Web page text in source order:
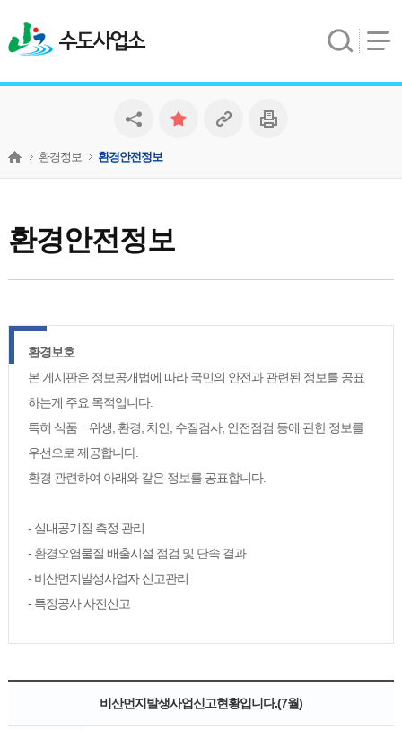
수도사업소
환경안전정보
환경정보 환경안전정보
환경보호
본 게시판은 정보공개법에 따라 국민의 안전과 관련된 정보를 공표
하는게 주요 목적입니다.
특히 식품ㆍ위생, 환경, 치안, 수질검사, 안전점검 등에 관한 정보를
우선으로 제공합니다.
환경 관련하여 아래와 같은 정보를 공표합니다.
- 실내공기질 측정 관리
- 환경오염물질 배출시설 점검 및 단속 결과
- 비산먼지발생사업자 신고관리
- 특정공사 사전신고
비산먼지발생사업신고현황입니다.(7월)